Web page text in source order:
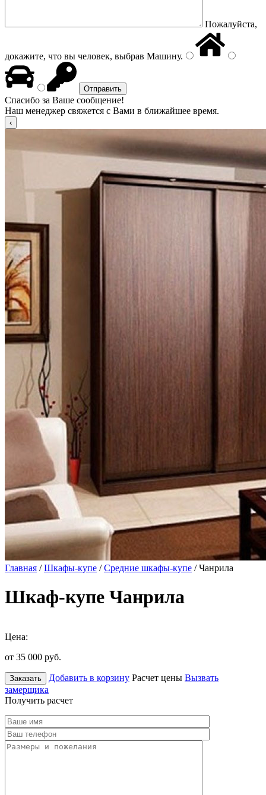
Пожалуйста,
докажите, что вы человек, выбрав Машину.
Спасибо за Ваше сообщение!
Наш менеджер свяжется с Вами в ближайшее время.
Главная /Шкафы-купе /Средние шкафы-купе / Чанрила
Шкаф-купе Чанрила
Цена:
от 35 000 руб.
Заказать Добавить в корзину Расчет цены Вызвать
замерщика
Получить расчет